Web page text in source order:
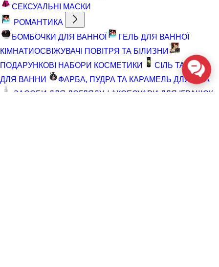
СЕКСУАЛЬНІ МАСКИ
РОМАНТИКА
БОМБОЧКИ ДЛЯ ВАННОЇ
ГЕЛЬ ДЛЯ ВАННОЇ
КІМНАТИОСВІЖУВАЧІ ПОВІТРЯ ТА БІЛИЗНИ
ПОДАРУНКОВІ НАБОРИ КОСМЕТИКИ
СІЛЬ ТА ПІНА
ДЛЯ ВАННИ
ФАРБА, ПУДРА ТА КАРАМЕЛЬ ДЛЯ ТІЛА
ЗАСОБИ ДЛЯ ДОГЛЯДУ / АКСЕСУАРИ ДЛЯ ІГРАШОК